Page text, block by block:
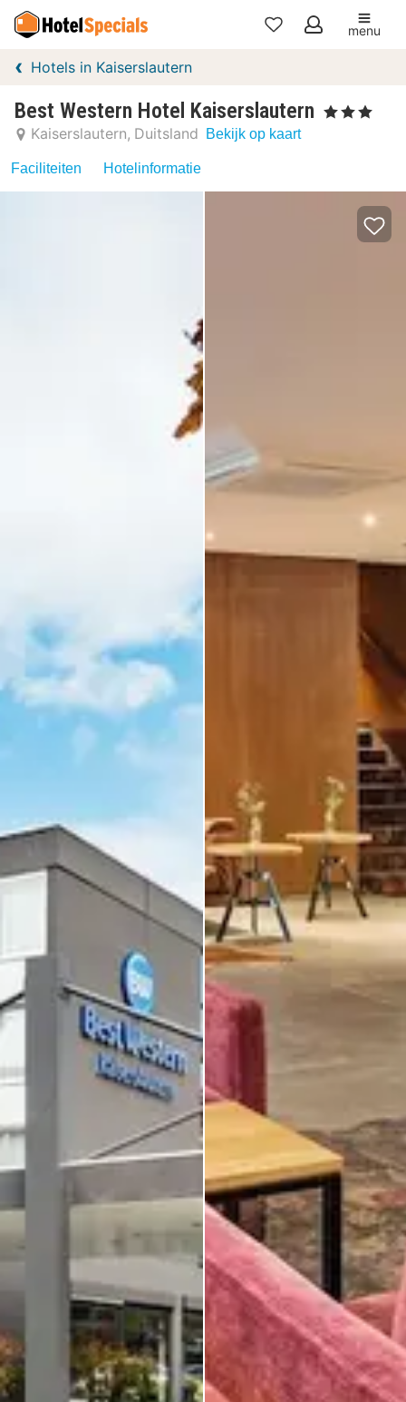
Mijn
menu
Hotels in Kaiserslautern
Best Western Hotel Kaiserslautern , 3 Sterren
Kaiserslautern Duitsland Bekijk op kaart
Faciliteiten Hotelinformatie